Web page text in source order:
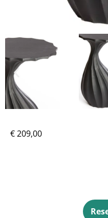
€209,00